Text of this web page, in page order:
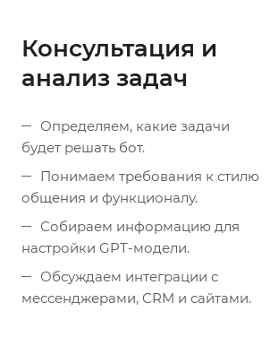
Консультация и
анализ задач
Определяем, какие задачи
будет решать бот.
Понимаем требования к стилю
общения и функционалу.
Собираем информацию для
настройки GPT-модели.
Обсуждаем интеграции с
мессенджерами, CRM и сайтами.